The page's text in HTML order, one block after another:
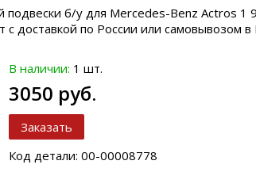
подвески б/у для Mercedes-Benz Actros 1
доставкой по России или самовывозом в
В наличии: 1 шт.
3050 руб.
Заказать
Код детали: 00-00008778